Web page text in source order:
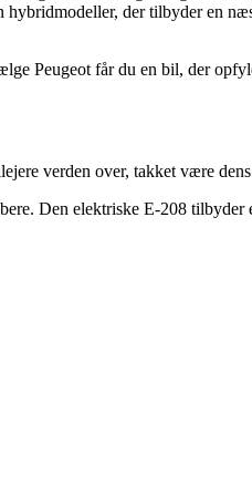
der tilbyder en
Peugeot får du en bil, der
verden over, takket være
Den elektriske E-208